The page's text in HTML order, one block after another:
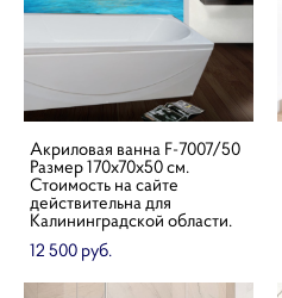
Акриловая ванна F-7007/50
Размер 170х70х50 см.
Стоимость на сайте
действительна для
Калининградской области.
12 500 pуб.